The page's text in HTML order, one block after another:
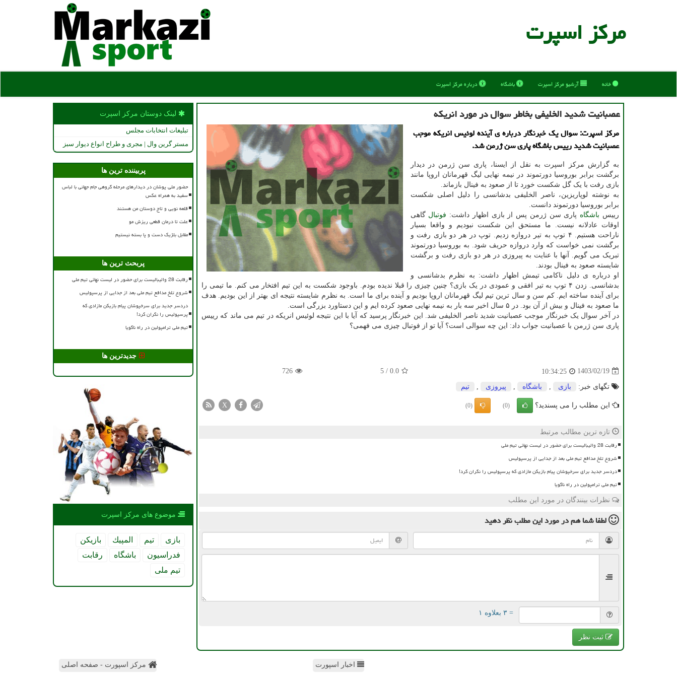
مركز اسپرت
خانه آرشیو مركز اسپرت باشگاه درباره مركز اسپرت
عصبانیت شدید الخلیفی بخاطر سوال در مورد انریکه
مرکز اسپرت: سوال یک خبرنگار درباره ی آینده لوئیس انریکه موجب
عصبانیت شدید رییس باشگاه پاری سن ژرمن شد.
به گزارش مرکز اسپرت به نقل از ایسنا، پاری سن ژرمن در دیدار
برگشت برابر بوروسیا دورتموند در نیمه نهایی لیگ قهرمانان اروپا مانند
بازی رفت با یک گل شکست خورد تا از صعود به فینال بازماند.
به نوشته لوپاریزین، ناصر الخلیفی بدشانسی را دلیل اصلی شکست
برابر بوروسیا دورتموند دانست.
رییس باشگاه پاری سن ژرمن پس از بازی اظهار داشت: فوتبال گاهی
اوقات عادلانه نیست. ما مستحق این شکست نبودیم و واقعا بسیار
ناراحت هستیم. ۴ توپ به تیر دروازه زدیم. توپ در هر دو بازی رفت و
برگشت نمی خواست که وارد دروازه حریف شود. به بوروسیا دورتموند
تبریک می گویم. آنها با عنایت به پیروزی در هر دو بازی رفت و برگشت
شایسته صعود به فینال بودند.
او درباره ی دلیل ناکامی تیمش اظهار داشت: به نظرم بدشانسی و
بدشانسی. زدن ۴ توپ به تیر افقی و عمودی در یک بازی؟ چنین چیزی را قبلا ندیده بودم. باوجود شکست به این تیم افتخار می کنم. ما تیمی را
برای آینده ساخته ایم. کم سن و سال ترین تیم لیگ قهرمانان اروپا بودیم و آینده برای ما است. به نظرم شایسته نتیجه ای بهتر از این بودیم. هدف
ما صعود به فینال و بیش از آن بود. در ۵ سال اخیر سه بار به نیمه نهایی صعود کرده ایم و این دستاورد بزرگی است.
در آخر سوال یک خبرنگار موجب عصبانیت شدید ناصر الخلیفی شد. این خبرنگار پرسید که آیا با این نتیجه لوئیس انریکه در تیم می ماند که رییس
پاری سن ژرمن با عصبانیت جواب داد: این چه سوالی است؟ آیا تو از فوتبال چیزی می فهمی؟
1403/02/19
10:34:25
0.0
/
5
726
تگهای خبر: بازی باشگاه پیروزی تیم
این مطلب را می پسندید؟ (0)
(0)
X
تازه ترین مطالب مرتبط
رقابت 28 والیبالیست برای حضور در لیست نهائی تیم ملی
شروع تلخ مدافع تیم ملی بعد از جدایی از پرسپولیس
دردسر جدید برای سرخپوشان پیام بازیکن مازادی که پرسپولیس را نگران کرد!
تیم ملی ترامپولین در راه ناگویا
نظرات بینندگان در مورد این مطلب
لطفا شما همدر مورد این مطلبنظر دهید
= ۳ بعلاوه ۱
ثبت نظر
لینک دوستان مركز اسپرت
تبلیغات انتخابات مجلس
مستر گرین وال | مجری و طراح انواع دیوار سبز
پربیننده ترین ها
حضور ملی پوشان در دیدارهای مرحله گروهی جام جهانی با لباس
سفید به همراه عکس
قلعه نویی و تاج دوستان من هستند
علت تا درمان قطعی ریزش مو
مقابل بلژیک دست و پا بسته نیستیم
پربحث ترین ها
رقابت 28 والیبالیست برای حضور در لیست نهائی تیم ملی
شروع تلخ مدافع تیم ملی بعد از جدایی از پرسپولیس
دردسر جدید برای سرخپوشان پیام بازیکن مازادی که
پرسپولیس را نگران کرد!
تیم ملی ترامپولین در راه ناگویا
جدیدترین ها
موضوع های مركز اسپرت
بازی تیم المپیك
بازیكن
فدراسیون
باشگاه
رقابت
تیم ملی
اخبار اسپورت مرکز اسپورت - صفحه اصلی